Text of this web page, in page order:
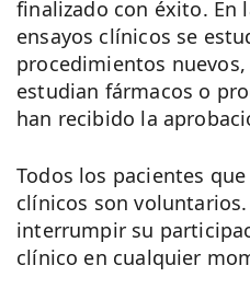
finalizado con éxito. En
ensayos clínicos se
procedimientos
estudian fármacos o
han recibido la
Todos los pacientes
clínicos son
interrumpir su
clínico en cualquier